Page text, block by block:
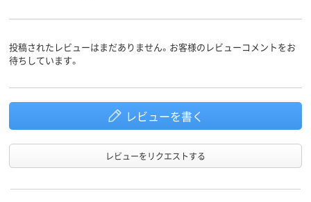
投稿されたレビューはまだありません。お客様のレビューコメントをお
待ちしています。
レビューを書く
レビューをリクエストする